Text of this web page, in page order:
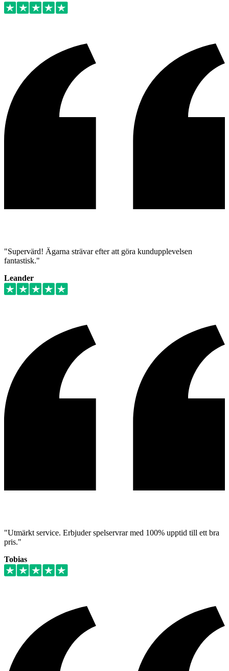
"Supervärd! Ägarna strävar efter att göra kundupplevelsen
fantastisk."
Leander
"Utmärkt service. Erbjuder spelservrar med 100% upptid till ett bra
pris."
Tobias